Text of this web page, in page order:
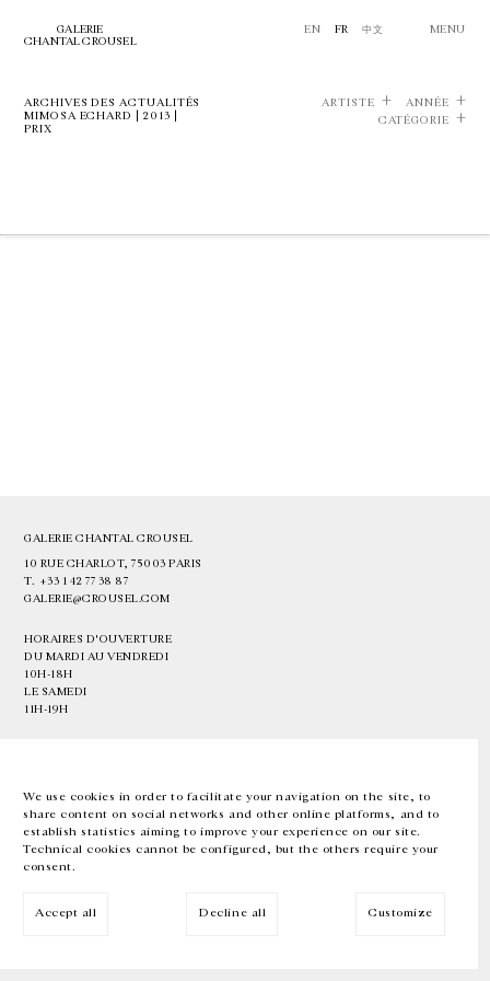
We use cookies in order to facilitate your navigation on the site, to
share content on social networks and other online platforms, and to
establish statistics aiming to improve your experience on our site.
Technical cookies cannot be configured, but the others require your
consent.
Accept all Decline all Customize
GALERIE
CHANTAL CROUSEL
EN FR 中文 MENU
ARCHIVES DES ACTUALITÉS
MIMOSA ECHARD | 2013 |
PRIX
ARTISTE
ANNÉE
CATÉGORIE
GALERIE CHANTAL CROUSEL
10 RUE CHARLOT, 75003 PARIS
T. +33 1 42 77 38 87
GALERIE@CROUSEL.COM
HORAIRES D'OUVERTURE
DU MARDI AU VENDREDI
10H-18H
LE SAMEDI
11H-19H
EN FR 中文 Facebook Instagram
Inscrivez-vous à notre newsletter